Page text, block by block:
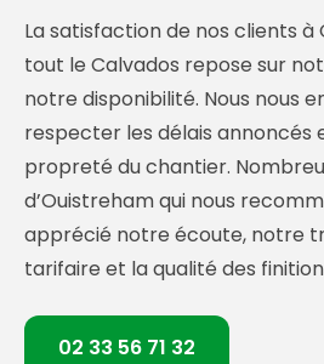
La satisfaction de nos clients
tout le Calvados repose sur
notre disponibilité. Nous nous
respecter les délais annoncés
propreté du chantier.
d’Ouistreham qui nous
apprécié notre écoute, notre
tarifaire et la qualité des
02 33 56 71 32